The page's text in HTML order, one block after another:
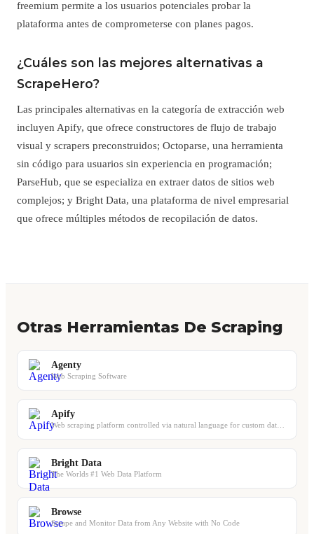
freemium permite a los usuarios potenciales probar la
plataforma antes de comprometerse con planes pagos.
¿Cuáles son las mejores alternativas a
ScrapeHero?
Las principales alternativas en la categoría de extracción web
incluyen Apify, que ofrece constructores de flujo de trabajo
visual y scrapers preconstruidos; Octoparse, una herramienta
sin código para usuarios sin experiencia en programación;
ParseHub, que se especializa en extraer datos de sitios web
complejos; y Bright Data, una plataforma de nivel empresarial
que ofrece múltiples métodos de recopilación de datos.
Otras Herramientas De Scraping
Agenty
Web Scraping Software
Apify
Bright Data
The Worlds #1 Web Data Platform
Browse
Scrape and Monitor Data from Any Website with No Code